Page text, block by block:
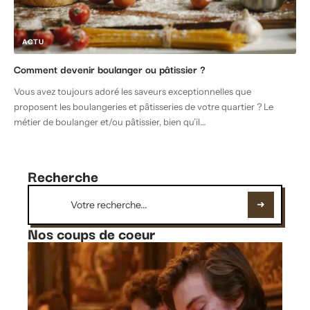
ACTU
Comment devenir boulanger ou pâtissier ?
Vous avez toujours adoré les saveurs exceptionnelles que
proposent les boulangeries et pâtisseries de votre quartier ? Le
métier de boulanger et/ou pâtissier, bien qu’il…
Recherche
Nos coups de coeur